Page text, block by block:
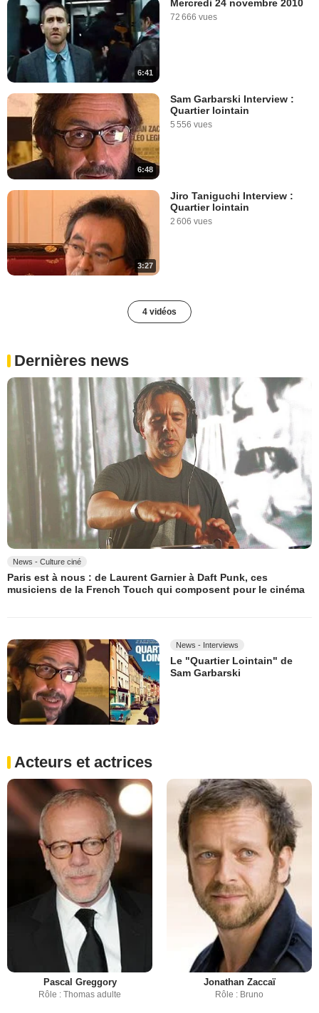
6:41
Mercredi 24 novembre 2010
72 666 vues
6:48
Sam Garbarski Interview :
Quartier lointain
5 556 vues
3:27
Jiro Taniguchi Interview :
Quartier lointain
2 606 vues
4 vidéos
Dernières news
News - Culture ciné
Paris est à nous : de Laurent Garnier à Daft Punk, ces
musiciens de la French Touch qui composent pour le cinéma
News - Interviews
Le "Quartier Lointain" de
Sam Garbarski
Acteurs et actrices
Pascal Greggory
Rôle : Thomas adulte
Jonathan Zaccaï
Rôle : Bruno